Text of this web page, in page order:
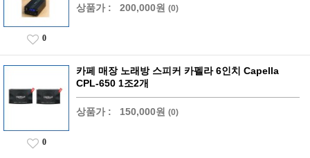
상품가 : 200,000원 (0)
0
카페 매장 노래방 스피커 카펠라 6인치 Capella
CPL-650 1조2개
상품가 : 150,000원 (0)
0